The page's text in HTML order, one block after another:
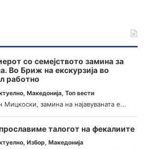
со семејството замина за
Во Бриж на екскурзија во
работно
, Македонија, Топ вести
Мицкоски, замина на најавуваната е...
талогот на фекалиите
, Избор, Македонија